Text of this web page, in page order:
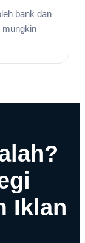
bank dan
mungkin
Iklan